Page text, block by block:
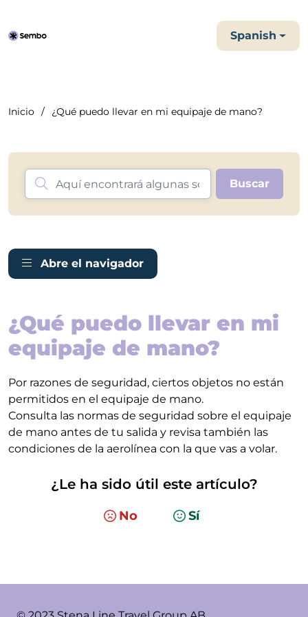
Spanish
Inicio ¿Qué puedo llevar en mi equipaje de mano?
Abre el navigador
¿Qué puedo llevar en mi
equipaje de mano?
Por razones de seguridad, ciertos objetos no están
permitidos en el equipaje de mano.
Consulta las normas de seguridad sobre el equipaje
de mano antes de tu salida y revisa también las
condiciones de la aerolínea con la que vas a volar.
¿Le ha sido útil este artículo?
No Sí